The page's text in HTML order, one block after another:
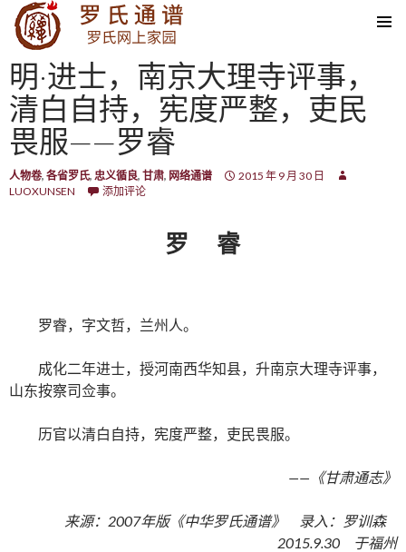
SKIP TO CONTENT
明·进士，南京大理寺评事，
清白自持，宪度严整，吏民
畏服——罗睿
人物卷, 各省罗氏, 忠义循良, 甘肃, 网络通谱
2015 年 9 月 30 日
LUOXUNSEN
添加评论
罗 睿
罗睿，字文哲，兰州人。
成化二年进士，授河南西华知县，升南京大理寺评事，
山东按察司佥事。
历官以清白自持，宪度严整，吏民畏服。
——《甘肃通志》
来源：2007年版《中华罗氏通谱》 录入：罗训森
2015.9.30 于福州